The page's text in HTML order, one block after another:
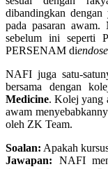
dibandingkan dengan
pada pasaran
sebelum ini seperti
PERSENAM diendose
NAFI juga satu-
bersama dengan
Medicine. Kolej yang
awam
oleh ZK Team.
Soalan: Apakah
Jawapan: NAFI